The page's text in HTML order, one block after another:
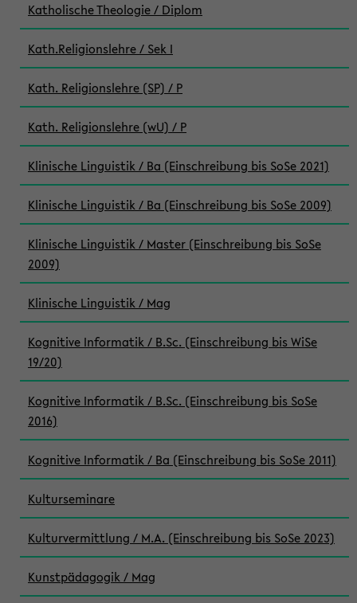
Katholische Theologie / Diplom
Kath.Religionslehre / Sek I
Kath. Religionslehre (SP) / P
Kath. Religionslehre (wU) / P
Klinische Linguistik / Ba (Einschreibung bis SoSe 2021)
Klinische Linguistik / Ba (Einschreibung bis SoSe 2009)
Klinische Linguistik / Master (Einschreibung bis SoSe
2009)
Klinische Linguistik / Mag
Kognitive Informatik / B.Sc. (Einschreibung bis WiSe
19/20)
Kognitive Informatik / B.Sc. (Einschreibung bis SoSe
2016)
Kognitive Informatik / Ba (Einschreibung bis SoSe 2011)
Kulturseminare
Kulturvermittlung / M.A. (Einschreibung bis SoSe 2023)
Kunstpädagogik / Mag